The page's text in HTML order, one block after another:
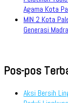
Agama Kota
MIN 2 Kota
Generasi
Pos-pos
Aksi Bersih